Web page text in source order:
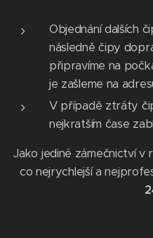
Objednání dalších
následně čipy
připravíme na
je zašleme na
V případě ztráty
nejkratším čase
Jako jediné zámečnictví v
co nejrychlejší a